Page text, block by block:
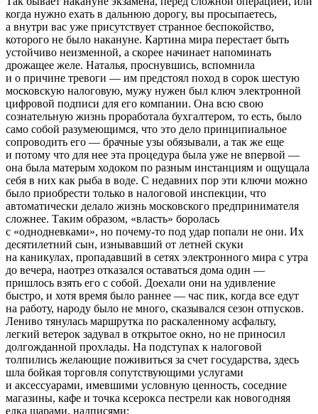
когда нужно ехать в дальнюю дорогу, вы просыпаетесь,
а внутри вас уже присутствует странное беспокойство,
которого не было накануне. Картина мира перестает быть
устойчиво неизменной, а скорее начинает напоминать
дрожащее желе. Наталья, проснувшись, вспомнила
и о причине тревоги — им предстоял поход в сорок шестую
московскую налоговую, мужу нужен был ключ электронной
цифровой подписи для его компании. Она всю свою
сознательную жизнь проработала бухгалтером, то есть, было
само собой разумеющимся, что это дело принципиальное
сопроводить его — брачные узы обязывали, а так же еще
и потому что для нее эта процедура была уже не впервой —
она была матерым ходоком по разным инстанциям и ощущала
себя в них как рыба в воде. С недавних пор эти ключи можно
было приобрести только в налоговой инспекции, что
автоматически делало жизнь московского предпринимателя
сложнее. Таким образом, «власть» боролась
с «однодневками», но почему-то под удар попали не они. Их
десятилетний сын, изнывавший от летней скуки
на каникулах, пропадавший в сетях электронного мира с утра
до вечера, наотрез отказался оставаться дома один —
пришлось взять его с собой. Доехали они на удивление
быстро, и хотя время было раннее — час пик, когда все едут
на работу, народу было не много, сказывался сезон отпусков.
Лениво тянулась маршрутка по раскаленному асфальту,
легкий ветерок задувал в открытое окно, но не приносил
долгожданной прохлады. На подступах к налоговой
толпились желающие поживиться за счет государства, здесь
шла бойкая торговля сопутствующими услугами
и аксессуарами, имевшими условную ценность, соседние
магазины, кафе и точка ксерокса пестрели как новогодняя
елка шарами, надписями: